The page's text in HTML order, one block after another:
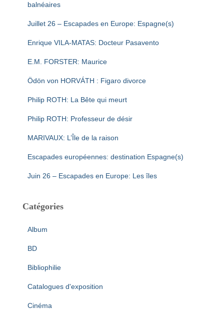
balnéaires
Juillet 26 – Escapades en Europe: Espagne(s)
Enrique VILA-MATAS: Docteur Pasavento
E.M. FORSTER: Maurice
Ödön von HORVÁTH : Figaro divorce
Philip ROTH: La Bête qui meurt
Philip ROTH: Professeur de désir
MARIVAUX: L’Île de la raison
Escapades européennes: destination Espagne(s)
Juin 26 – Escapades en Europe: Les îles
Catégories
Album
BD
Bibliophilie
Catalogues d'exposition
Cinéma